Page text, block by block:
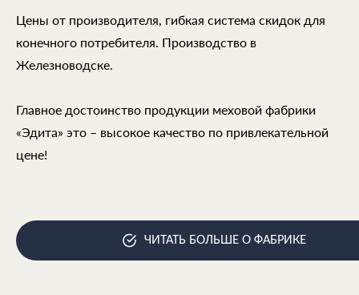
Цены от производителя, гибкая система скидок для
конечного потребителя. Производство в
Железноводске.
Главное достоинство продукции меховой фабрики
«Эдита» это – высокое качество по привлекательной
цене!
ЧИТАТЬ БОЛЬШЕ О ФАБРИКЕ